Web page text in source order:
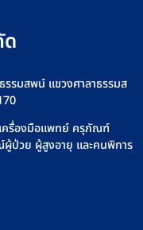
รมสพน์ แขวงศาลาธรรมส
ครื่องมือแพทย์ ครุภัณฑ์
ป่วย ผู้สูงอายุ และคนพิการ